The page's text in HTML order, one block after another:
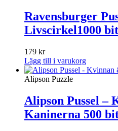
Ravensburger
Livscirkel1000
179 kr
Lägg till i varukorg
Alipson Puzzle
Alipson Pussel –
Kaninerna 500